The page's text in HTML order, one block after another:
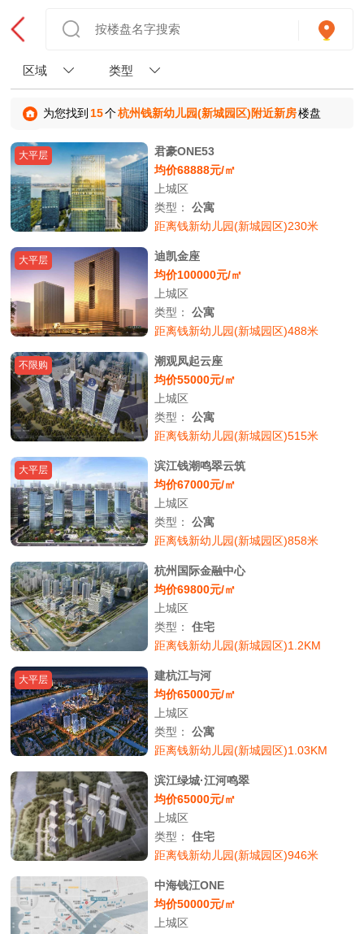
区域 类型
为您找到 15个杭州钱新幼儿园(新城园区)附近新房楼盘
大平层
君豪ONE53
均价68888元/㎡
上城区
类型：公寓
距离钱新幼儿园(新城园区)230米
大平层
迪凯金座
均价100000元/㎡
上城区
类型：公寓
距离钱新幼儿园(新城园区)488米
不限购
潮观凤起云座
均价55000元/㎡
上城区
类型：公寓
距离钱新幼儿园(新城园区)515米
大平层
滨江钱潮鸣翠云筑
均价67000元/㎡
上城区
类型：公寓
距离钱新幼儿园(新城园区)858米
杭州国际金融中心
均价69800元/㎡
上城区
类型：住宅
距离钱新幼儿园(新城园区)1.2KM
大平层
建杭江与河
均价65000元/㎡
上城区
类型：公寓
距离钱新幼儿园(新城园区)1.03KM
滨江绿城·江河鸣翠
均价65000元/㎡
上城区
类型：住宅
距离钱新幼儿园(新城园区)946米
中海钱江ONE
均价50000元/㎡
上城区